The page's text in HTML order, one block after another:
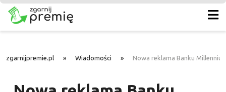
zgarnijpremie.pl » Wiadomości » Nowa reklama Banku